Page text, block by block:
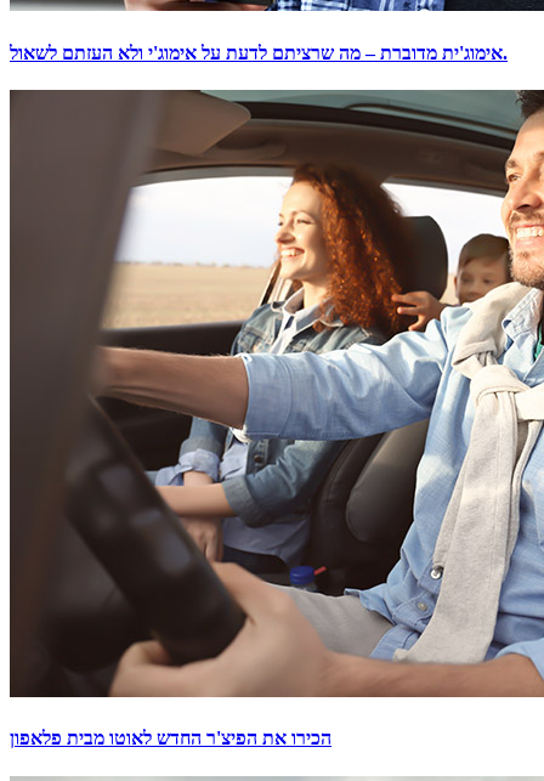
אימוג'ית מדוברת – מה שרציתם לדעת על אימוג'י ולא העזתם לשאול.
הכירו את הפיצ'ר החדש לאוטו מבית פלאפון